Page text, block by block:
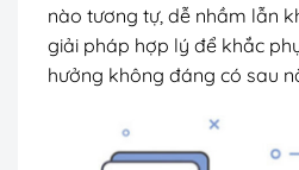
nào tương tự, dễ nhầm lẫn
giải pháp hợp lý để khắc
hưởng không đáng có sau